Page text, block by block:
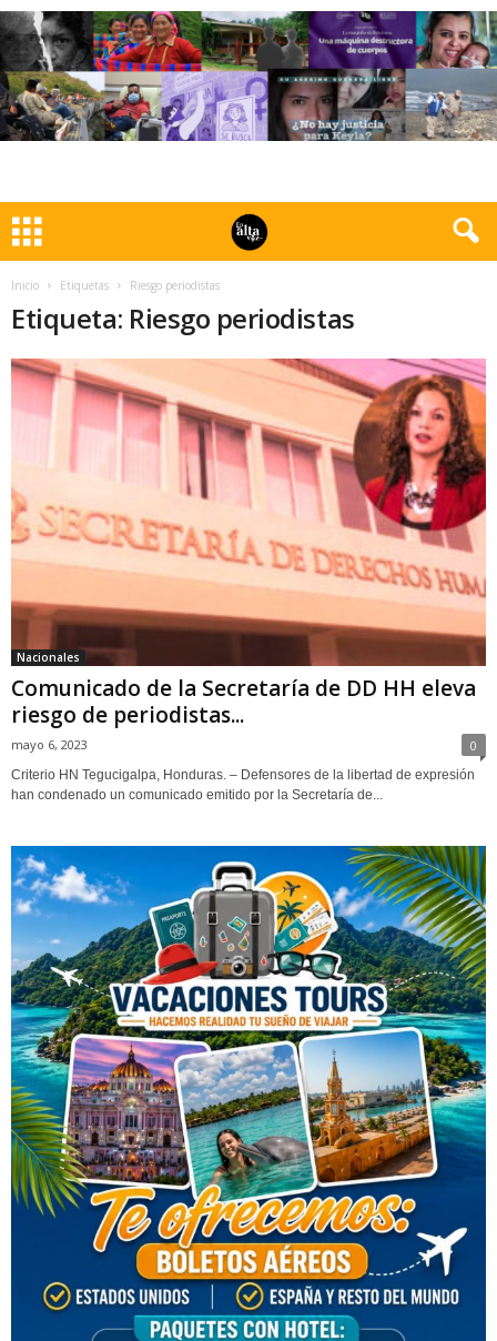
Inicio Etiquetas Riesgo periodistas
Etiqueta: Riesgo periodistas
Nacionales
Comunicado de la Secretaría de DD HH eleva
riesgo de periodistas...
mayo 6, 2023 0
Criterio HN Tegucigalpa, Honduras. – Defensores de la libertad de expresión
han condenado un comunicado emitido por la Secretaría de...